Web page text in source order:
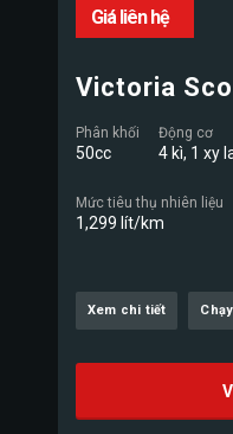
Giá liên hệ
Victoria
Phân khối
50cc
Động cơ
4 kì, 1 xy
Mức tiêu thụ nhiên liệu
1,299 lít/km
Xem chi tiết